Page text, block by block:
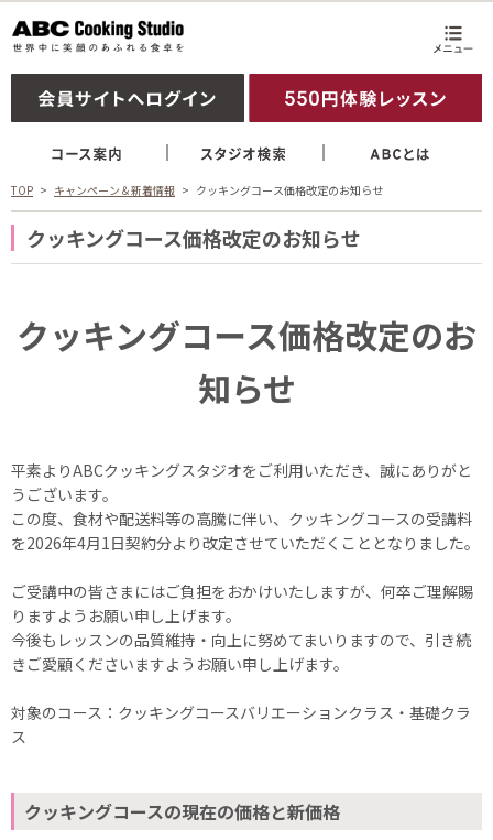
TOP キャンペーン＆新着情報 クッキングコース価格改定のお知らせ
クッキングコース価格改定のお知らせ
クッキングコース価格改定のお
知らせ
平素よりABCクッキングスタジオをご利用いただき、誠にありがと
うございます。
この度、食材や配送料等の高騰に伴い、クッキングコースの受講料
を2026年4月1日契約分より改定させていただくこととなりました。
ご受講中の皆さまにはご負担をおかけいたしますが、何卒ご理解賜
りますようお願い申し上げます。
今後もレッスンの品質維持・向上に努めてまいりますので、引き続
きご愛顧くださいますようお願い申し上げます。
対象のコース：クッキングコースバリエーションクラス・基礎クラ
ス
クッキングコースの現在の価格と新価格